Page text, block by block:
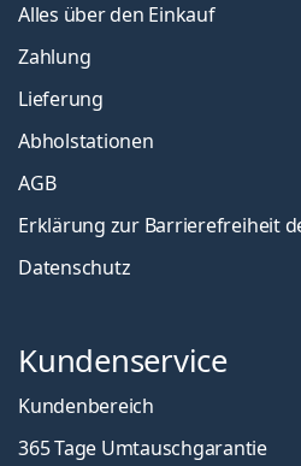
Alles über den Einkauf
Zahlung
Lieferung
Abholstationen
AGB
Erklärung zur Barrierefreiheit
Datenschutz
Kundenservice
Kundenbereich
365 Tage Umtauschgarantie